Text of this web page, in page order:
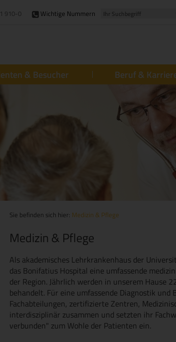
910-0 Wichtige Nummern
& Besucher Beruf &
Sie befinden sich hier: Medizin & Pflege
Medizin & Pflege
Als akademisches Lehrkrankenhaus der
das Bonifatius Hospital eine umfassende
der Region. Jährlich werden in unserem Hause
behandelt. Für eine umfassende Diagnostik und
Fachabteilungen, zertifizierte Zentren,
interdisziplinär zusammen und setzten ihr
verbunden" zum Wohle der Patienten ein.